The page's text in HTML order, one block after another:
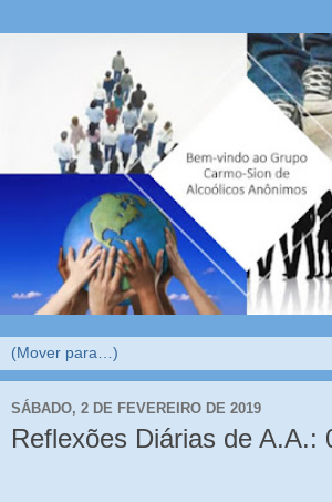
SÁBADO, 2 DE FEVEREIRO DE 2019
Reflexões Diárias de A.A.: